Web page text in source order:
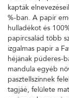
kapták
%-ban. A papír
hulladékot és
papírcsalád több
izgalmas papír a
héjának púderes-
mandula egyéb
pasztellszínnek
tagjáé, felülete